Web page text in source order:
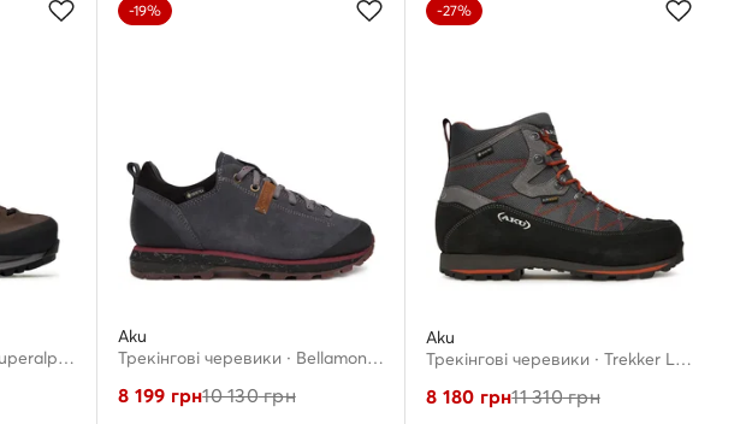
Трекінгові черевики · Superalp Nbk Gtx GORE-TEX 592 · Коричневий
-19%
Aku
Трекінгові черевики · Bellamont IV Suede Gtx 520.4 · Сірий
8 199 грн10 130грн
-27%
Aku
Трекінгові черевики · Trekker Lite III Gtx GORE-TEX 977628 · Сірий
8 180 грн11 310грн